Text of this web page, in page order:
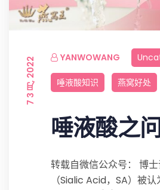
YANWOWANG
7 3 月, 2022 唾液酸知识 燕窝好处
唾液酸之
转载自微信公众号： 博
（Sialic Acid，SA）被